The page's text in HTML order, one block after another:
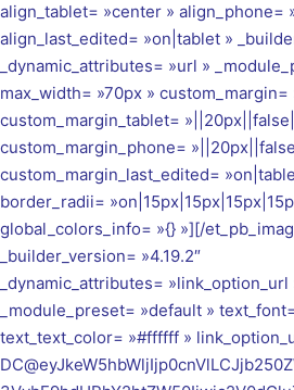
align_tablet= »center » align_phone=
align_last_edited= »on|tablet »
_dynamic_attributes= »url »
max_width= »70px »
custom_margin_tablet=
custom_margin_phone=
custom_margin_last_edited=
border_radii=
global_colors_info= »{} »][/
_builder_version= »4.19.2″
_dynamic_attributes= »link_option_url
_module_preset= »default »
text_text_color= »#ffffff »